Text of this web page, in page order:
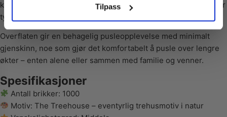
Tilpass
klar og detaljrik, slik at motivets nyanser og kontraster kommer
tydelig frem.
Overflaten gir en behagelig pusleopplevelse med minimalt
gjenskinn, noe som gjør det komfortabelt å pusle over lengre
økter – enten alene eller sammen med familie og venner.
Spesifikasjoner
Antall brikker: 1000
Motiv: The Treehouse – eventyrlig trehusmotiv i natur
Nei takk! Jeg betaler fullpris